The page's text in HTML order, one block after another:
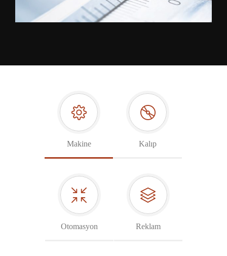
Makine Kalıp
Otomasyon Reklam